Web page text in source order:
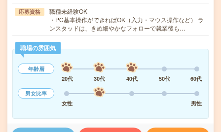
応募資格
職種未経験OK
・PC基本操作ができればOK（入力・マウス操作など） ラ
ンスタッドは、きめ細やかなフォローで就業後も…
職場の雰囲気
年齢層
20代
30代 40代 50代
60代
男女比率
女性
男性